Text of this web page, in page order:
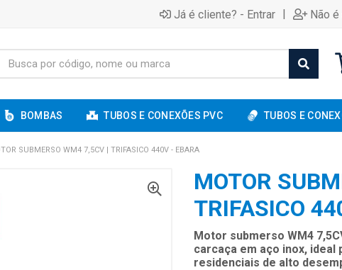
Já é cliente? - Entrar | Não
BOMBAS TUBOS E CONEXÕES PVC TUBOS E
SUBMERSO WM4 7,5CV | TRIFASICO 440V - EBARA
MOTOR
TRIFASICO
Motor submerso WM4
carcaça em aço inox,
residenciais de alto